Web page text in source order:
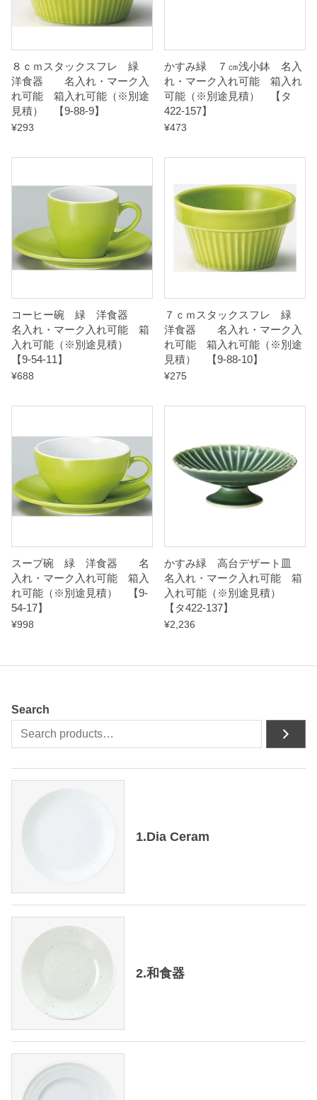
【
タ
2
3
7
q
u
a
t
y
８ｃｍスタックスフレ 緑
洋食器 名入れ・マーク入
れ可能 箱入れ可能（※別途
見積） 【9-88-9】
¥293
かすみ緑 ７㎝浅小鉢 名入
れ・マーク入れ可能 箱入れ
可能（※別途見積） 【タ
422-157】
¥473
コーヒー碗 緑 洋食器
名入れ・マーク入れ可能 箱
入れ可能（※別途見積）
【9-54-11】
¥688
７ｃｍスタックスフレ 緑
洋食器 名入れ・マーク入
れ可能 箱入れ可能（※別途
見積） 【9-88-10】
¥275
スープ碗 緑 洋食器 名
入れ・マーク入れ可能 箱入
れ可能（※別途見積） 【9-
54-17】
¥998
かすみ緑 高台デザート皿
名入れ・マーク入れ可能 箱
入れ可能（※別途見積）
【タ422-137】
¥2,236
Search
1.Dia Ceram
2.和食器